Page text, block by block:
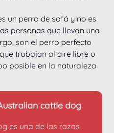
un perro de sofá y no es
personas que llevan una
son el perro perfecto
trabajan al aire libre o
posible en la naturaleza.
cattle dog
es una de las razas